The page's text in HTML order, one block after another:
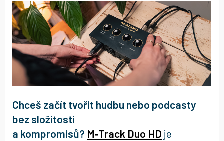
Chceš začít tvořit hudbu nebo podcasty
bez složitostí
a kompromisů? M‑Track Duo HD je